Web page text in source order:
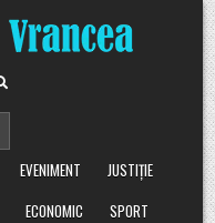
EVENIMENT
JUSTIȚIE
ECONOMIC
SPORT